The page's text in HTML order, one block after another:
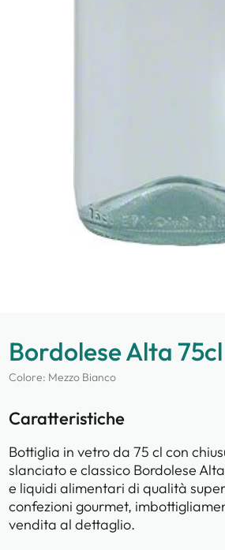
Bordolese Alta
Colore: Mezzo Bianco
Caratteristiche
Bottiglia in vetro da 75 cl con
slanciato e classico Bordolese
e liquidi alimentari di qualità
confezioni gourmet,
vendita al dettaglio.